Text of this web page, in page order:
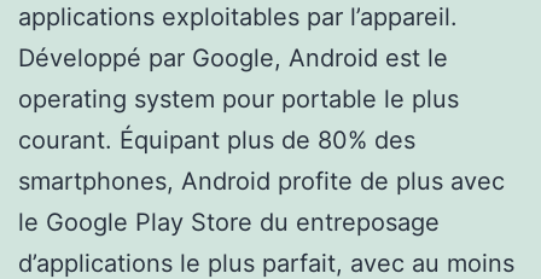
applications exploitables par l’appareil.
Développé par Google, Android est le
operating system pour portable le plus
courant. Équipant plus de 80% des
smartphones, Android profite de plus avec
le Google Play Store du entreposage
d’applications le plus parfait, avec au moins